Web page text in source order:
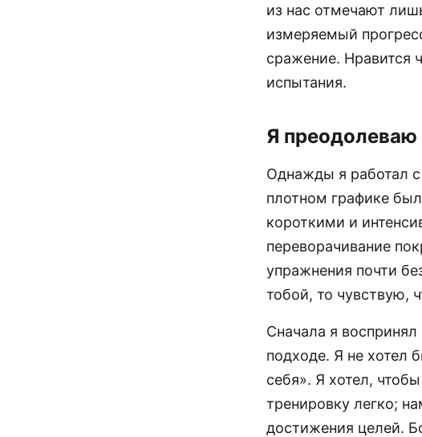
из нас отмечают
измеряемый
сражение. Нравится
испытания.
Я преодолеваю
Однажды я работал
плотном графике
короткими и
переворачивание
упражнения почти
тобой, то чувствую,
Сначала я
подходе. Я не хотел
себя». Я хотел,
тренировку легко;
достижения целей.